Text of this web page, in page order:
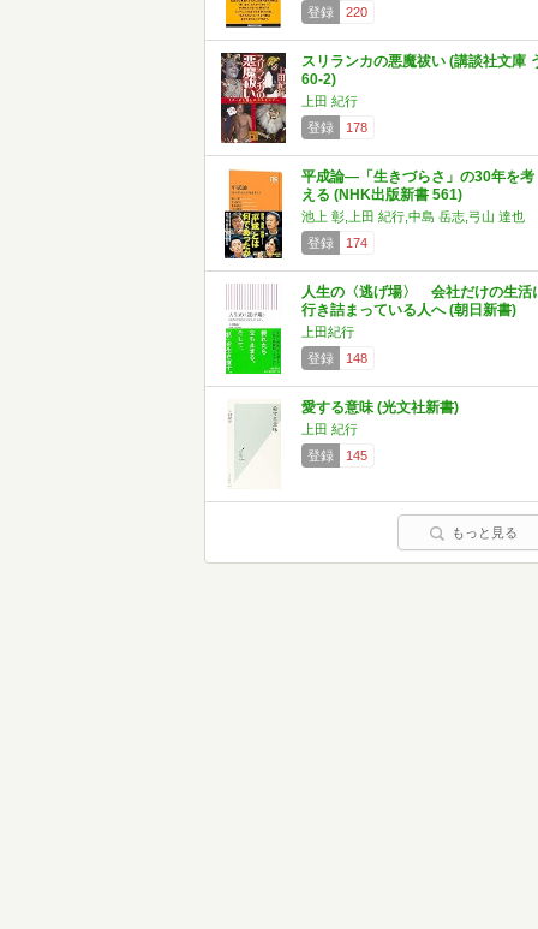
登録
220
スリランカの悪魔祓い (講談社文庫
60-2)
上田 紀行
登録
178
平成論―「生きづらさ」の30年を考
える (NHK出版新書 561)
池上 彰,上田 紀行,中島 岳志,弓山 達也
登録
174
人生の〈逃げ場〉 会社だけの生活
行き詰まっている人へ (朝日新書)
上田紀行
登録
148
愛する意味 (光文社新書)
上田 紀行
登録
145
もっと見る